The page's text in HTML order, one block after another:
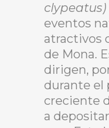
clypeatus)
eventos
atractivos
de Mona.
dirigen,
durante el
creciente
a